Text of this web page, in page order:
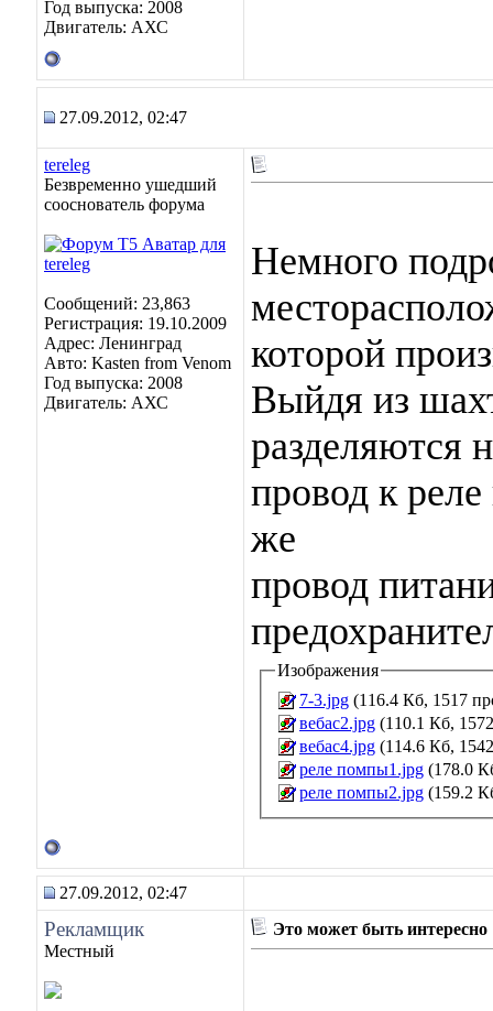
Год выпуска: 2008
Двигатель: АХС
27.09.2012, 02:47
tereleg
Безвременно ушедший
сооснователь форума
Сообщений: 23,863
Регистрация: 19.10.2009
Адрес: Ленинград
Авто: Kasten from Venom
Год выпуска: 2008
Двигатель: АХС
Немного
которой
Выйдя из
разделяются
провод к
же
провод
Изображения
7-3.jpg (116.4 Кб, 1517
вебас2.jpg (110.1 Кб,
вебас4.jpg (114.6 Кб,
реле помпы1.jpg (178.0
реле помпы2.jpg (159.2
27.09.2012, 02:47
Рекламщик
Местный
Это может быть интересно